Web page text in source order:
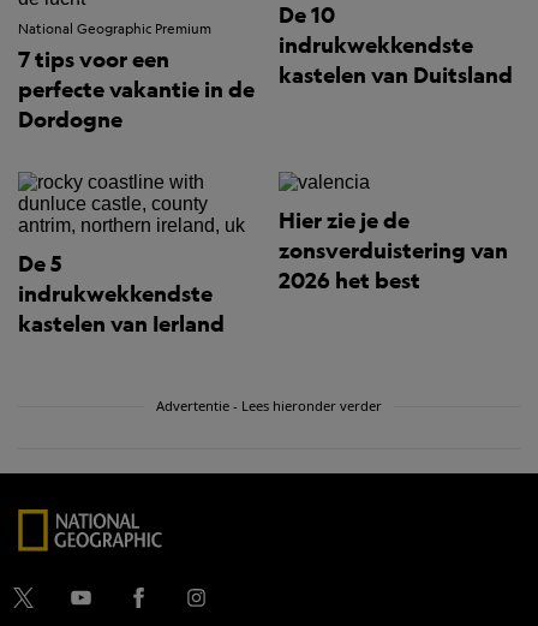
National Geographic Premium
7 tips voor een
perfecte vakantie in de
Dordogne
De 10
indrukwekkendste
kastelen van Duitsland
De 5
indrukwekkendste
kastelen van Ierland
Hier zie je de
zonsverduistering van
2026 het best
Advertentie - Lees hieronder verder